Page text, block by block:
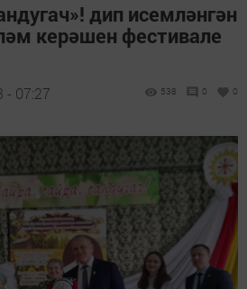
дип исемләнгән
керәшен фестивале
- 07:27 538 0 0